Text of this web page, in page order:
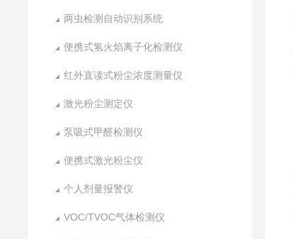
两虫检测自动识别系统
便携式氢火焰离子化检测仪
红外直读式粉尘浓度测量仪
激光粉尘测定仪
泵吸式甲醛检测仪
便携式激光粉尘仪
个人剂量报警仪
VOC/TVOC气体检测仪